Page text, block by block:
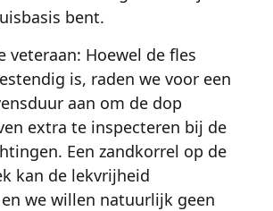
bent.
veteraan: Hoewel de fles
is, raden we voor een
aan om de dop
extra te inspecteren bij de
Een zandkorrel op de
kan de lekvrijheid
we willen natuurlijk geen